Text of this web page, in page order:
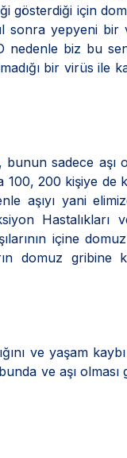
gösterdiği için
sonra yepyeni bir
nedenle biz bu
bir virüs ile
, bunun sadece aşı
100, 200 kişiye de
aşıyı yani
Hastalıkları
içine
domuz gribine
ve yaşam
ve aşı olması